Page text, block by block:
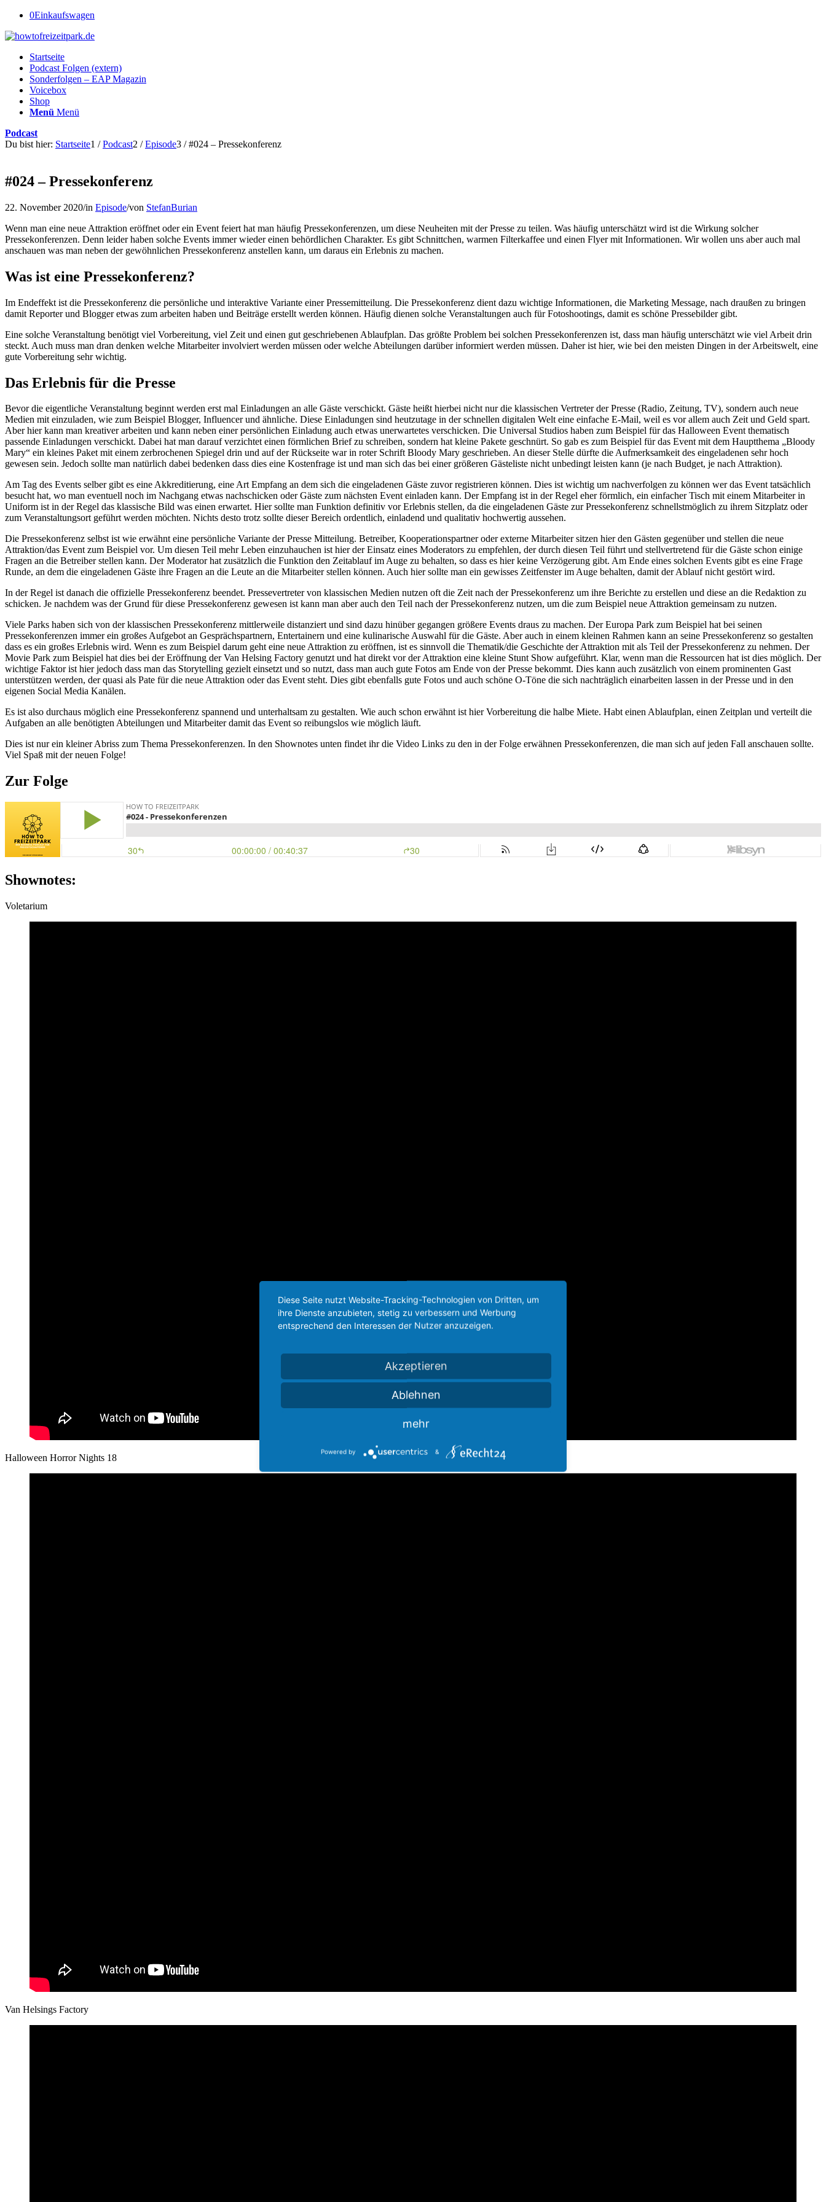
0Einkaufswagen
Startseite
Podcast Folgen (extern)
Sonderfolgen – EAP Magazin
Voicebox
Shop
Menü Menü
Podcast
Du bist hier: Startseite1 / Podcast2 / Episode3 / #024 – Pressekonferenz
#024 – Pressekonferenz
22. November 2020/in Episode/von StefanBurian
Wenn man eine neue Attraktion eröffnet oder ein Event feiert hat man häufig Pressekonferenzen, um diese Neuheiten mit der Presse zu teilen. Was häufig unterschätzt wird ist die Wirkung solcher
Pressekonferenzen. Denn leider haben solche Events immer wieder einen behördlichen Charakter. Es gibt Schnittchen, warmen Filterkaffee und einen Flyer mit Informationen. Wir wollen uns aber auch mal
anschauen was man neben der gewöhnlichen Pressekonferenz anstellen kann, um daraus ein Erlebnis zu machen.
Was ist eine Pressekonferenz?
Im Endeffekt ist die Pressekonferenz die persönliche und interaktive Variante einer Pressemitteilung. Die Pressekonferenz dient dazu wichtige Informationen, die Marketing Message, nach draußen zu bringen
damit Reporter und Blogger etwas zum arbeiten haben und Beiträge erstellt werden können. Häufig dienen solche Veranstaltungen auch für Fotoshootings, damit es schöne Pressebilder gibt.
Eine solche Veranstaltung benötigt viel Vorbereitung, viel Zeit und einen gut geschriebenen Ablaufplan. Das größte Problem bei solchen Pressekonferenzen ist, dass man häufig unterschätzt wie viel Arbeit drin
steckt. Auch muss man dran denken welche Mitarbeiter involviert werden müssen oder welche Abteilungen darüber informiert werden müssen. Daher ist hier, wie bei den meisten Dingen in der Arbeitswelt, eine
gute Vorbereitung sehr wichtig.
Das Erlebnis für die Presse
Bevor die eigentliche Veranstaltung beginnt werden erst mal Einladungen an alle Gäste verschickt. Gäste heißt hierbei nicht nur die klassischen Vertreter der Presse (Radio, Zeitung, TV), sondern auch neue
Medien mit einzuladen, wie zum Beispiel Blogger, Influencer und ähnliche. Diese Einladungen sind heutzutage in der schnellen digitalen Welt eine einfache E-Mail, weil es vor allem auch Zeit und Geld spart.
Aber hier kann man kreativer arbeiten und kann neben einer persönlichen Einladung auch etwas unerwartetes verschicken. Die Universal Studios haben zum Beispiel für das Halloween Event thematisch
passende Einladungen verschickt. Dabei hat man darauf verzichtet einen förmlichen Brief zu schreiben, sondern hat kleine Pakete geschnürt. So gab es zum Beispiel für das Event mit dem Hauptthema „Bloody
Mary“ ein kleines Paket mit einem zerbrochenen Spiegel drin und auf der Rückseite war in roter Schrift Bloody Mary geschrieben. An dieser Stelle dürfte die Aufmerksamkeit des eingeladenen sehr hoch
gewesen sein. Jedoch sollte man natürlich dabei bedenken dass dies eine Kostenfrage ist und man sich das bei einer größeren Gästeliste nicht unbedingt leisten kann (je nach Budget, je nach Attraktion).
Am Tag des Events selber gibt es eine Akkreditierung, eine Art Empfang an dem sich die eingeladenen Gäste zuvor registrieren können. Dies ist wichtig um nachverfolgen zu können wer das Event tatsächlich
besucht hat, wo man eventuell noch im Nachgang etwas nachschicken oder Gäste zum nächsten Event einladen kann. Der Empfang ist in der Regel eher förmlich, ein einfacher Tisch mit einem Mitarbeiter in
Uniform ist in der Regel das klassische Bild was einen erwartet. Hier sollte man Funktion definitiv vor Erlebnis stellen, da die eingeladenen Gäste zur Pressekonferenz schnellstmöglich zu ihrem Sitzplatz oder
zum Veranstaltungsort geführt werden möchten. Nichts desto trotz sollte dieser Bereich ordentlich, einladend und qualitativ hochwertig aussehen.
Die Pressekonferenz selbst ist wie erwähnt eine persönliche Variante der Presse Mitteilung. Betreiber, Kooperationspartner oder externe Mitarbeiter sitzen hier den Gästen gegenüber und stellen die neue
Attraktion/das Event zum Beispiel vor. Um diesen Teil mehr Leben einzuhauchen ist hier der Einsatz eines Moderators zu empfehlen, der durch diesen Teil führt und stellvertretend für die Gäste schon einige
Fragen an die Betreiber stellen kann. Der Moderator hat zusätzlich die Funktion den Zeitablauf im Auge zu behalten, so dass es hier keine Verzögerung gibt. Am Ende eines solchen Events gibt es eine Frage
Runde, an dem die eingeladenen Gäste ihre Fragen an die Leute an die Mitarbeiter stellen können. Auch hier sollte man ein gewisses Zeitfenster im Auge behalten, damit der Ablauf nicht gestört wird.
In der Regel ist danach die offizielle Pressekonferenz beendet. Pressevertreter von klassischen Medien nutzen oft die Zeit nach der Pressekonferenz um ihre Berichte zu erstellen und diese an die Redaktion zu
schicken. Je nachdem was der Grund für diese Pressekonferenz gewesen ist kann man aber auch den Teil nach der Pressekonferenz nutzen, um die zum Beispiel neue Attraktion gemeinsam zu nutzen.
Viele Parks haben sich von der klassischen Pressekonferenz mittlerweile distanziert und sind dazu hinüber gegangen größere Events draus zu machen. Der Europa Park zum Beispiel hat bei seinen
Pressekonferenzen immer ein großes Aufgebot an Gesprächspartnern, Entertainern und eine kulinarische Auswahl für die Gäste. Aber auch in einem kleinen Rahmen kann an seine Pressekonferenz so gestalten
dass es ein großes Erlebnis wird. Wenn es zum Beispiel darum geht eine neue Attraktion zu eröffnen, ist es sinnvoll die Thematik/die Geschichte der Attraktion mit als Teil der Pressekonferenz zu nehmen. Der
Movie Park zum Beispiel hat dies bei der Eröffnung der Van Helsing Factory genutzt und hat direkt vor der Attraktion eine kleine Stunt Show aufgeführt. Klar, wenn man die Ressourcen hat ist dies möglich. Der
wichtige Faktor ist hier jedoch dass man das Storytelling gezielt einsetzt und so nutzt, dass man auch gute Fotos am Ende von der Presse bekommt. Dies kann auch zusätzlich von einem prominenten Gast
unterstützen werden, der quasi als Pate für die neue Attraktion oder das Event steht. Dies gibt ebenfalls gute Fotos und auch schöne O-Töne die sich nachträglich einarbeiten lassen in der Presse und in den
eigenen Social Media Kanälen.
Es ist also durchaus möglich eine Pressekonferenz spannend und unterhaltsam zu gestalten. Wie auch schon erwähnt ist hier Vorbereitung die halbe Miete. Habt einen Ablaufplan, einen Zeitplan und verteilt die
Aufgaben an alle benötigten Abteilungen und Mitarbeiter damit das Event so reibungslos wie möglich läuft.
Dies ist nur ein kleiner Abriss zum Thema Pressekonferenzen. In den Shownotes unten findet ihr die Video Links zu den in der Folge erwähnen Pressekonferenzen, die man sich auf jeden Fall anschauen sollte.
Viel Spaß mit der neuen Folge!
Zur Folge
Shownotes:
Voletarium
Halloween Horror Nights 18
Van Helsings Factory
Diese Seite nutzt Website-Tracking-Technologien von Dritten, um
ihre Dienste anzubieten, stetig zu verbessern und Werbung
entsprechend den Interessen der Nutzer anzuzeigen.
Akzeptieren
Ablehnen
mehr
Powered by &